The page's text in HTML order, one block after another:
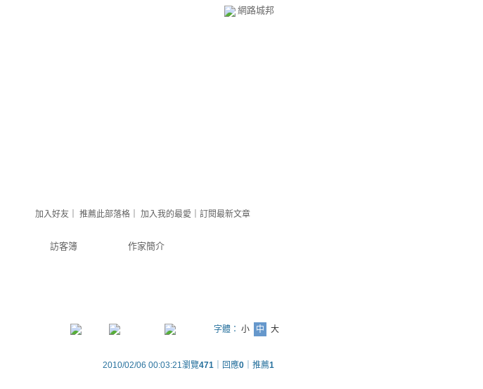
網路城邦
訪客簿 作家簡介
加入好友 推薦此部落格 加入我的最愛 訂閱最新文章
字體： 小 中 大
2010/02/06 00:03:21瀏覽471 ｜回應0 ｜推薦1